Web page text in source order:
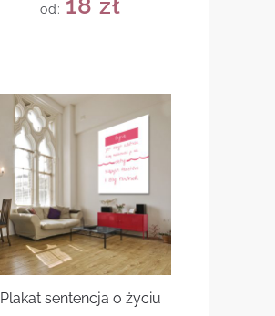
od:
Plakat sentencja o życiu